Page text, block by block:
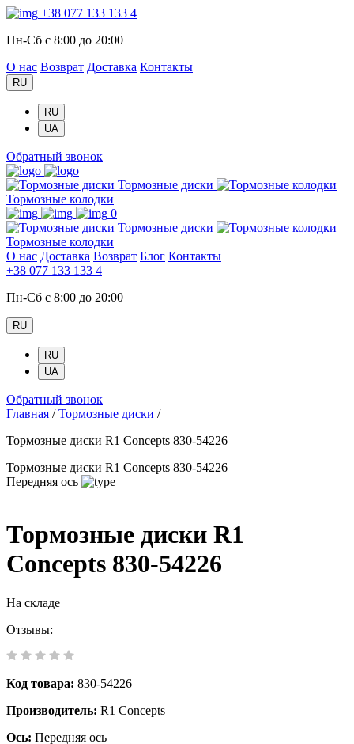
+38 077 133 133 4
Пн-Сб с 8:00 до 20:00
О нас Возврат Доставка Контакты
RU
RU
UA
Обратный звонок
Тормозные диски
Тормозные колодки
0
Тормозные диски
Тормозные колодки
О нас Доставка Возврат Блог Контакты
+38 077 133 133 4
Пн-Сб с 8:00 до 20:00
RU
RU
UA
Обратный звонок
Главная / Тормозные диски /
Тормозные диски R1 Concepts 830-54226
Тормозные диски R1 Concepts 830-54226
Передняя ось
Тормозные диски R1
Concepts 830-54226
На складе
Отзывы:
Код товара: 830-54226
Производитель: R1 Concepts
Ось: Передняя ось